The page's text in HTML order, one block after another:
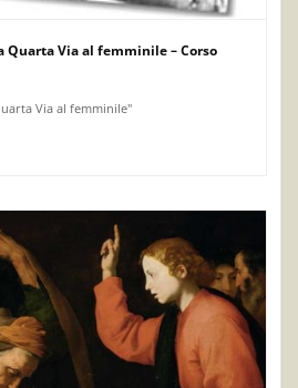
Quarta Via al femminile – Corso
Via al femminile"